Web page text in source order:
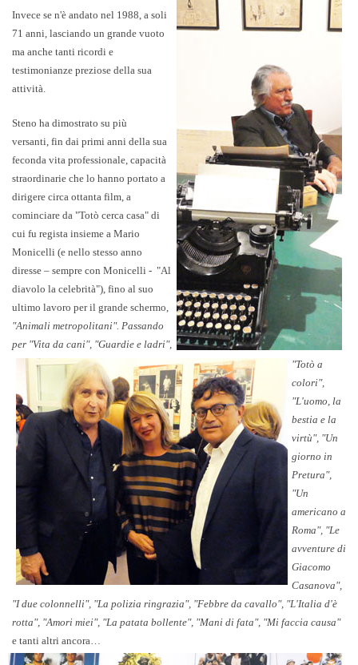
Invece se n'è andato nel 1988, a soli
71 anni, lasciando un grande vuoto
ma anche tanti ricordi e
testimonianze preziose della sua
attività.
Steno ha dimostrato su più
versanti, fin dai primi anni della sua
feconda vita professionale, capacità
straordinarie che lo hanno portato a
dirigere circa ottanta film, a
cominciare da "Totò cerca casa" di
cui fu regista insieme a Mario
Monicelli (e nello stesso anno
diresse – sempre con Monicelli - "Al
diavolo la celebrità"), fino al suo
ultimo lavoro per il grande schermo,
"Animali metropolitani". Passando
per "Vita da cani", "Guardie e ladri",
"Totò a
colori",
"L'uomo, la
bestia e la
virtù", "Un
giorno in
Pretura",
"Un
americano a
Roma", "Le
avventure di
Giacomo
Casanova",
"I due colonnelli", "La polizia ringrazia", "Febbre da cavallo", "L'Italia d'è
rotta", "Amori miei", "La patata bollente", "Mani di fata", "Mi faccia causa"
e tanti altri ancora…